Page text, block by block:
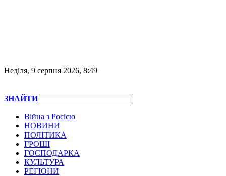
Неділя, 9 серпня 2026, 8:49
ЗНАЙТИ
Війна з Росією
НОВИНИ
ПОЛІТИКА
ГРОШІ
ГОСПОДАРКА
КУЛЬТУРА
РЕГІОНИ